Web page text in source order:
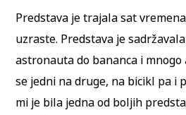
Predstava je trajala sat
uzraste. Predstava je
astronauta do bananca i
se jedni na druge, na bicikl pa i
mi je bila jedna od boljih